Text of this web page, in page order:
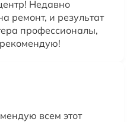
Недавно
ремонт, и результат
профессионалы,
всем этот